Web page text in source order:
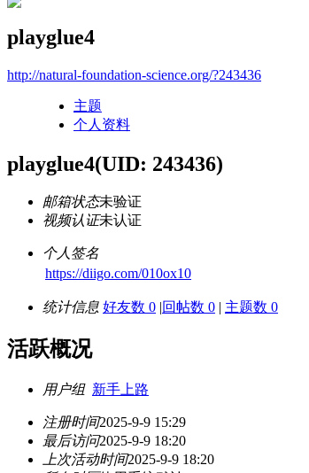
playglue4
http://natural-foundation-science.org/?243436
主题
个人资料
playglue4(UID: 243436)
邮箱状态未验证
视频认证未认证
个人签名
https://diigo.com/010ox10
统计信息 好友数 0 |回帖数 0 | 主题数 0
活跃概况
用户组 新手上路
注册时间2025-9-9 15:29
最后访问2025-9-9 18:20
上次活动时间2025-9-9 18:20